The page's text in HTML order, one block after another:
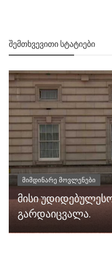
ᲨᲔᲛᲗᲮᲕᲔᲕᲘᲗᲘ ᲡᲢᲐᲢᲘᲔᲑᲘ
მიმდინარე მოვლენები
მისი
გარდაიცვალა.